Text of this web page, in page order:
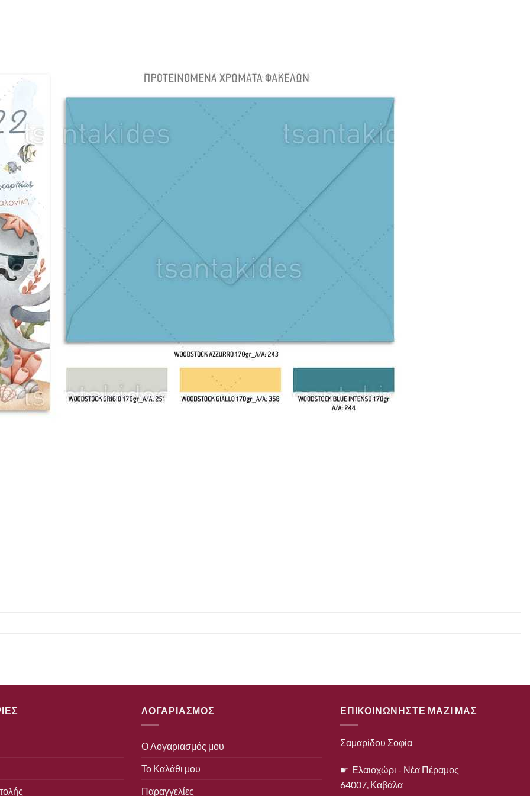
ΛΟΓΑΡΙΑΣΜΟΣ
Ο Λογαριασμός μου
Το Καλάθι μου
Παραγγελίες
ΕΠΙΚΟΙΝΩΝΗΣΤΕ ΜΑΖΙ ΜΑΣ
Σαμαρίδου Σοφία
☛ Ελαιοχώρι - Νέα Πέραμος
64007, Καβάλα